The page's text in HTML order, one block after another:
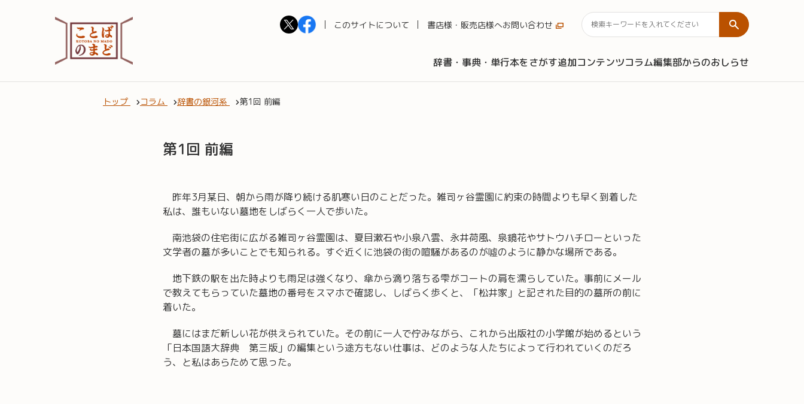
このサイトについて 書店様・販売店様へお問い合わせ
辞書・事典・単行本をさがす追加コンテンツコラム編集部からのおしらせ
トップ コラム 辞書の銀河系 第1回 前編
第1回 前編
昨年3月某日、朝から雨が降り続ける肌寒い日のことだった。雑司ヶ谷霊園に約束の時間よりも早く到着した
私は、誰もいない墓地をしばらく一人で歩いた。
南池袋の住宅街に広がる雑司ヶ谷霊園は、夏目漱石や小泉八雲、永井荷風、泉鏡花やサトウハチローといった
文学者の墓が多いことでも知られる。すぐ近くに池袋の街の喧騒があるのが噓のように静かな場所である。
地下鉄の駅を出た時よりも雨足は強くなり、傘から滴り落ちる雫がコートの肩を濡らしていた。事前にメール
で教えてもらっていた墓地の番号をスマホで確認し、しばらく歩くと、「松井家」と記された目的の墓所の前に
着いた。
墓にはまだ新しい花が供えられていた。その前に一人で佇みながら、これから出版社の小学館が始めるという
「日本国語大辞典 第三版」の編集という途方もない仕事は、どのような人たちによって行われていくのだろ
う、と私はあらためて思った。